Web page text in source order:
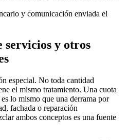
y comunicación enviada el
servicios y otros
especial. No toda cantidad
el mismo tratamiento. Una cuota
lo mismo que una derrama por
fachada o reparación
ambos conceptos es una fuente